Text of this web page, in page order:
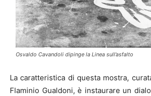
Osvaldo Cavandoli dipinge la Linea sull’asfalto
La caratteristica di questa mostra,
Flaminio Gualdoni, è instaurare un